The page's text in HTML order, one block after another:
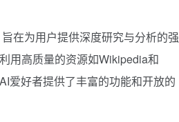
在为用户提供深度研究与分析的强
用高质量的资源如Wikipedia和
爱好者提供了丰富的功能和开放的